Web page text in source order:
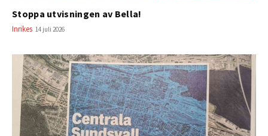
Stoppa utvisningen av Bella!
Inrikes 14 juli 2026